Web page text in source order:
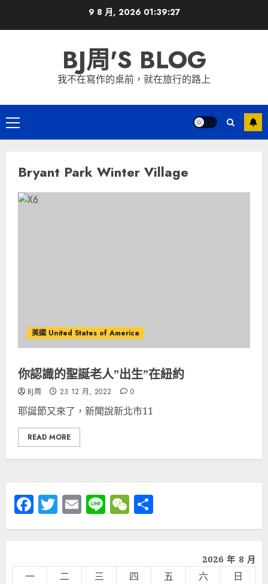
9 8 月, 2026 01:39:27
BJ周'S BLOG
我不在寫作的桌前，就在旅行的路上
Primary
Menu
Bryant Park Winter Village
美國 United States of America
你認識的聖誕老人”出生”在紐約
BJ周 23 12 月, 2022 0
耶誕節又來了，新聞說新北市11
READ MORE
Facebook
Twitter
Email
LineWeChat
享
2026 年 8 月
一 二 三 四 五 六
日